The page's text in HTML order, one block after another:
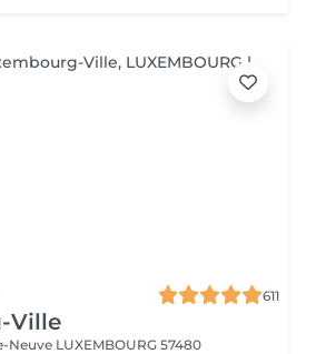
Ville
611
Neuve LUXEMBOURG 57480